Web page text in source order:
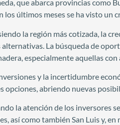
que abarca provincias como
los últimos meses se ha visto
la región más cotizada, la
La búsqueda de
especialmente aquellas con
y la incertidumbre
opciones, abriendo nuevas
la atención de los inversores
así como también San Luis y,